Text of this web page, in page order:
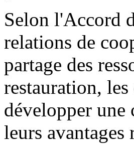
Selon l'Accord
relations de
partage des
restauration,
développer
leurs avantages